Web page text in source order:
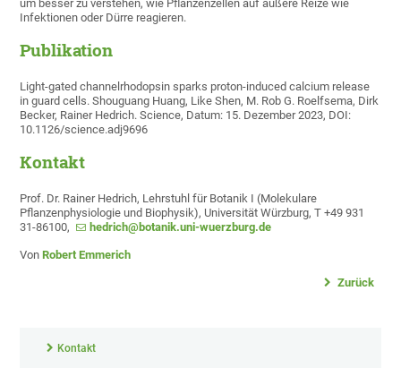
um besser zu verstehen, wie Pflanzenzellen auf äußere Reize wie
Infektionen oder Dürre reagieren.
Publikation
Light-gated channelrhodopsin sparks proton-induced calcium release
in guard cells. Shouguang Huang, Like Shen, M. Rob G. Roelfsema, Dirk
Becker, Rainer Hedrich. Science, Datum: 15. Dezember 2023, DOI:
10.1126/science.adj9696
Kontakt
Prof. Dr. Rainer Hedrich, Lehrstuhl für Botanik I (Molekulare
Pflanzenphysiologie und Biophysik), Universität Würzburg, T +49 931
31-86100,
hedrich@botanik.uni-wuerzburg.de
VonRobert Emmerich
Zurück
Kontakt